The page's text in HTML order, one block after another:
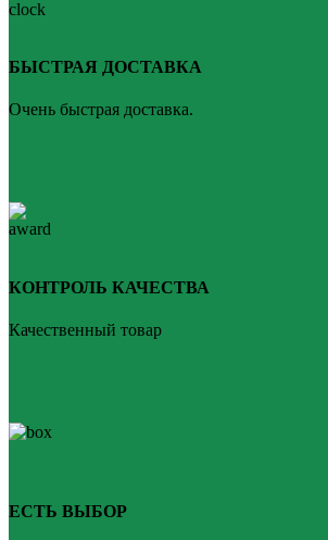
БЫСТРАЯ ДОСТАВКА
Очень быстрая доставка.
КОНТРОЛЬ КАЧЕСТВА
Качественный товар
ЕСТЬ ВЫБОР